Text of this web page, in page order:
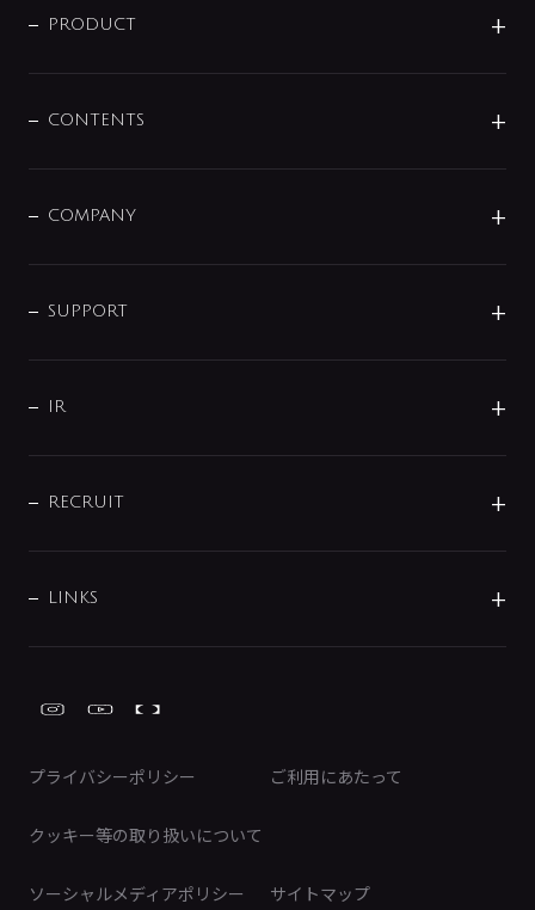
プライバシーポリシー ご利用にあたって
クッキー等の取り扱いについて
ソーシャルメディアポリシー サイトマップ
商品に関して
その他
PRODUCT
センサー・タッチ水栓
単水栓
分岐
配管システム
バス・空調周辺用品
トイレ周辺用品
CONTENTS
じぶんシャワーが見つかる
COMPANY
企業理念
会社概要
事業所案内
SUPPORT
よくあるご質問
データダウンロード
みらいエコ住宅2026事業
IR
IRニュース
IRライブラリ
電子公告
RECRUIT
募集要項
LINKS